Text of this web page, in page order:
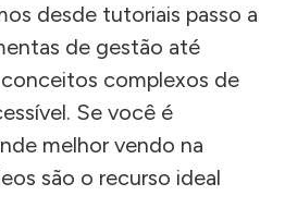
desde tutoriais passo a
de gestão até
complexos de
Se você é
melhor vendo na
são o recurso ideal